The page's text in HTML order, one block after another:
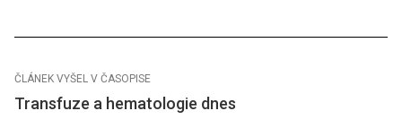
ČLÁNEK VYŠEL V ČASOPISE
Transfuze a hematologie dnes